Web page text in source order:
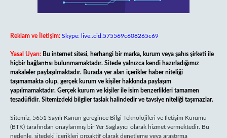
Reklam ve İletişim: Skype: live:.cid.575569c608265c69
Yasal Uyarı: Bu internet sitesi, herhangi bir marka, kurum veya şahıs şirketi ile
hiçbir bağlantısı bulunmamaktadır. Sitede yalnızca kendi hazırladığımız
makaleler paylaşılmaktadır. Burada yer alan içerikler haber niteliği
taşımamakta olup, gerçek kurum ve kişiler hakkında paylaşım
yapılmamaktadır. Gerçek kurum ve kişiler ile isim benzerlikleri tamamen
tesadüfidir. Sitemizdeki bilgiler taslak halindedir ve tavsiye niteliği taşımazlar.
Sitemiz, 5651 Sayılı Kanun gereğince Bilgi Teknolojileri ve İletişim Kurumu
(BTK) tarafından onaylanmış bir Yer Sağlayıcı olarak hizmet vermektedir. Bu
nedenle, sitedeki içerikleri proaktif olarak denetleme veya araştırma